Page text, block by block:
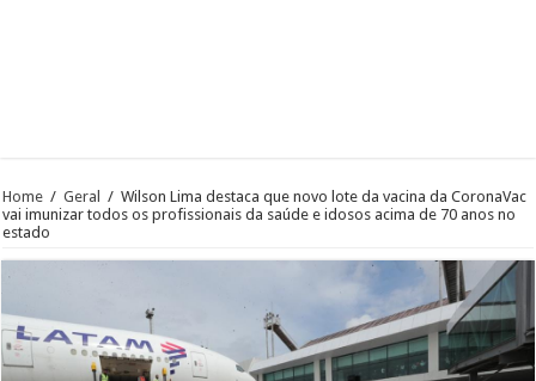
Home / Geral / Wilson Lima destaca que novo lote da vacina da CoronaVac
vai imunizar todos os profissionais da saúde e idosos acima de 70 anos no
estado